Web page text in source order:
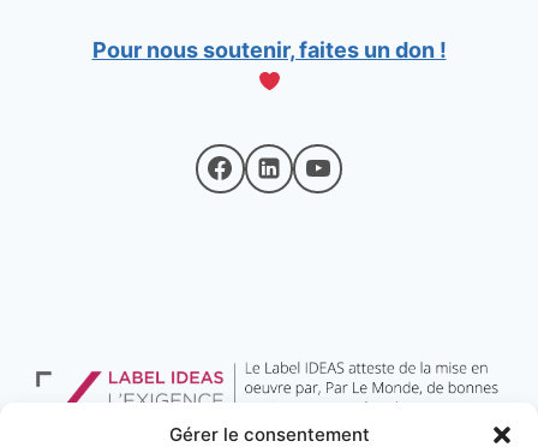
Gérer le consentement
Pour nous soutenir, faites un don !